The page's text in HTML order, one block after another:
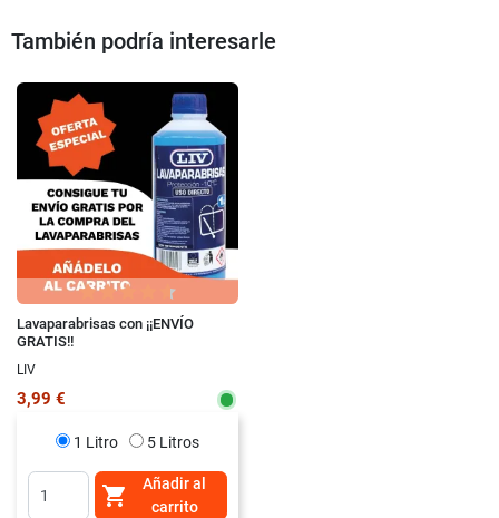
También podría interesarle
Lavaparabrisas con ¡¡ENVÍO
GRATIS!!
LIV
3,99 €
1 Litro 5 Litros

Añadir al
carrito